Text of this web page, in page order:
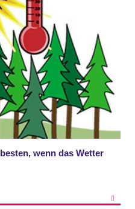
wenn das Wetter